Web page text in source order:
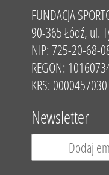
FUNDACJA
90-365 Łódź, ul.
NIP: 725-20-68-
REGON:
KRS: 0000457030
Newsletter